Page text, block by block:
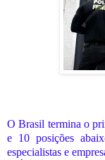
O Brasil termina o
e 10 posições
especialistas e